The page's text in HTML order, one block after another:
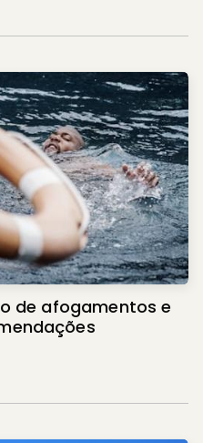
de afogamentos e